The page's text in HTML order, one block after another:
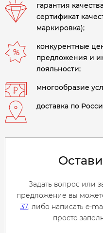
гарантия
сертификат
маркировка);
конкурентные
предложения и
лояльности;
многообразие
доставка по
Задать вопрос или
предложение вы
37, либо написать e-
просто